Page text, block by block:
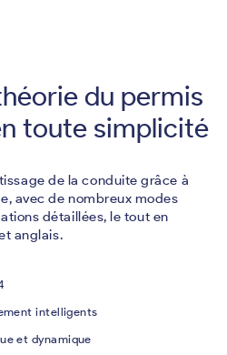
du permis
toute simplicité
de la conduite grâce à
avec de nombreux modes
détaillées, le tout en
anglais.
intelligents
et dynamique